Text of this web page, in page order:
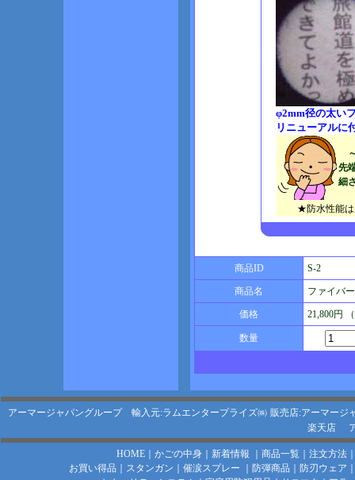
φ2mm径の太い
リニューアルに
先
細
★防水性能
商品ID S-2
商品名 ファイバ
価格 21,800円
数量
アーマージャパングループ 輸入元:ラムエンタープライズ㈱ 販売店:アーマージ
楽天店
HOME｜ かごの中身｜ 新着情報 商品一覧｜ 注文方法
お買い得品
スタンガン 催涙スプレー 防弾商品 防刃ウェア